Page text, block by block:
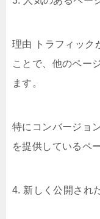
理由 トラフィック
ことで、他のペー
ます。
特にコンバージョ
を提供しているペ
4. 新しく公開され